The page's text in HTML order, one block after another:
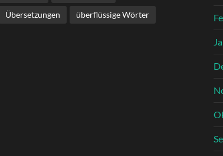
Übersetzungen überflüssige Wörter